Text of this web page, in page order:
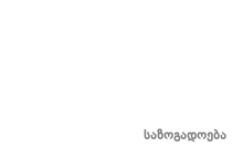
საზოგადოება